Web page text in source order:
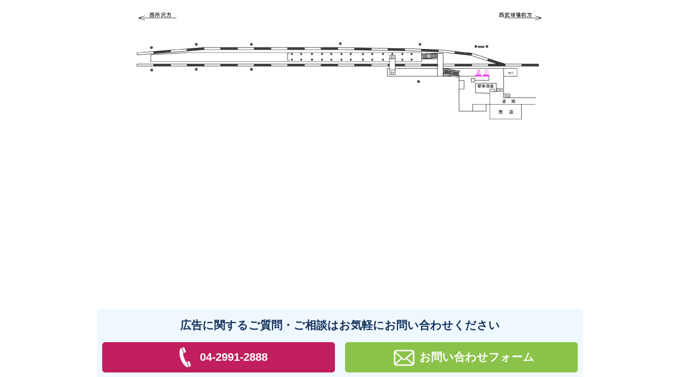
広告に関するご質問・ご相談はお気軽にお問い合わせください
04-2991-2888 お問い合わせフォーム